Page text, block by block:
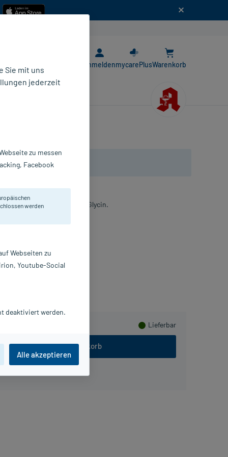
AnmeldenmycarePlusWarenkorb
Lieferbar
In den Warenkorb
Aminosäure Glycin.
Germany GmbH
Sie mit uns
jederzeit
zu messen
Facebook
werden
Webseiten zu
Youtube-Social
deaktiviert werden.
Alle akzeptieren